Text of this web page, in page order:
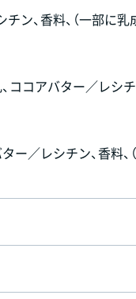
ン、香料、（一部に乳
ココアバター／レシチ
ー／レシチン、香料、